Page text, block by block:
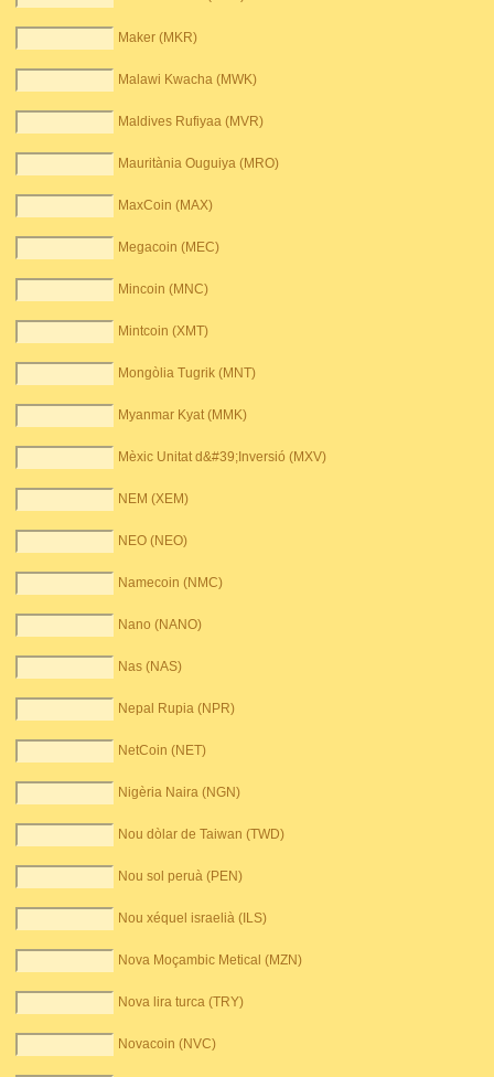
Maker (MKR)
Malawi Kwacha (MWK)
Maldives Rufiyaa (MVR)
Mauritània Ouguiya (MRO)
MaxCoin (MAX)
Megacoin (MEC)
Mincoin (MNC)
Mintcoin (XMT)
Mongòlia Tugrik (MNT)
Myanmar Kyat (MMK)
Mèxic Unitat d&#39;Inversió (MXV)
NEM (XEM)
NEO (NEO)
Namecoin (NMC)
Nano (NANO)
Nas (NAS)
Nepal Rupia (NPR)
NetCoin (NET)
Nigèria Naira (NGN)
Nou dòlar de Taiwan (TWD)
Nou sol peruà (PEN)
Nou xéquel israelià (ILS)
Nova Moçambic Metical (MZN)
Nova lira turca (TRY)
Novacoin (NVC)